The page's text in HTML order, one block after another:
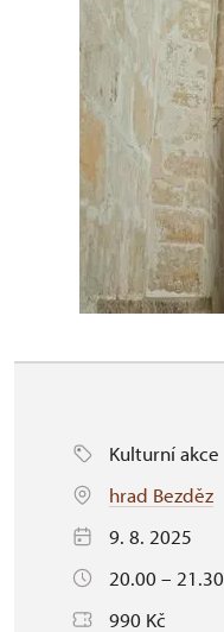
Kulturní akce
hrad Bezděz
9. 8. 2025
20.00 – 21.30
990 Kč